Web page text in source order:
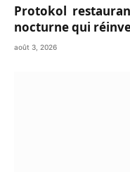
Protokol
nocturne qui
août 3, 2026